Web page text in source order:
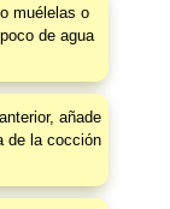
muélelas o
de agua
añade
de la cocción